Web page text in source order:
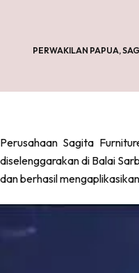
Data pribadi Anda akan
kami.
Username or Email Address
PERWAKILAN PAPUA,
Perusahaan Sagita
diselenggarakan di Balai
dan berhasil